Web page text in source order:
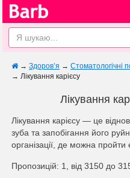
→ Здоров’я → Стоматологічні
→ Лікування карієсу
Лікування
Лікування карієсу — це
зуба та запобігання його
організації, де можна пройти
Пропозицій: 1, від 3150 до